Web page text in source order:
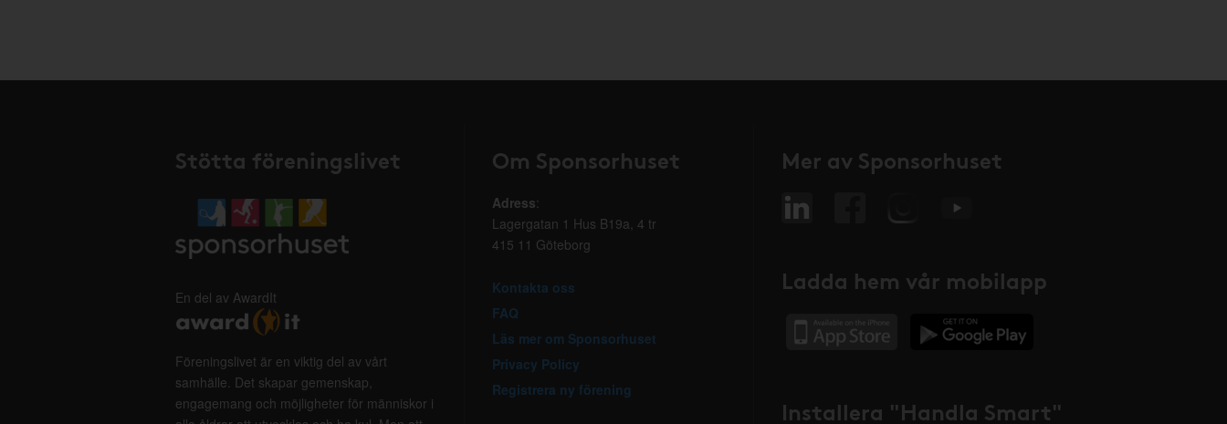
Stötta föreningslivet
En del av AwardIt
Föreningslivet är en viktig del av vårt
samhälle. Det skapar gemenskap,
engagemang och möjligheter för människor i
Om Sponsorhuset
Adress:
Lagergatan 1 Hus B19a, 4 tr
415 11 Göteborg
Kontakta oss
FAQ
Läs mer om Sponsorhuset
Privacy Policy
Registrera ny förening
Mer av Sponsorhuset
Ladda hem vår mobilapp
Installera "Handla Smart"